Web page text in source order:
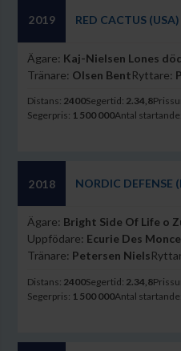
2019 RED CACTUS (USA)
Ägare: Kaj-Nielsen Lones
Tränare: Olsen BentRyttare:
Distans: 2400Segertid: 2.34,8
Segerpris: 1 500 000Antal startande:
2018 NORDIC DEFENSE
Ägare: Bright Side Of Life o
Uppfödare: Ecurie Des
Tränare: Petersen Niels
Distans: 2400Segertid: 2.34,8
Segerpris: 1 500 000Antal startande: